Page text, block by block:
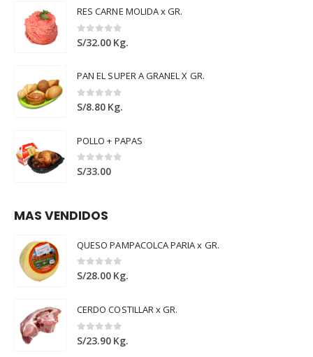
RES CARNE MOLIDA x GR.
0out of 5
S/32.00 Kg.
PAN EL SUPER A GRANEL X GR.
0out of 5
S/8.80 Kg.
POLLO + PAPAS
0out of 5
S/33.00
MAS VENDIDOS
QUESO PAMPACOLCA PARIA x GR.
0out of 5
S/28.00 Kg.
CERDO COSTILLAR x GR.
0out of 5
S/23.90 Kg.